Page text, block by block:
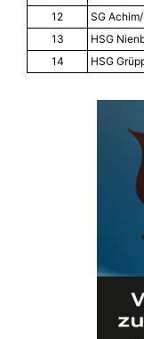
12
SG
13
HSG
14
HSG